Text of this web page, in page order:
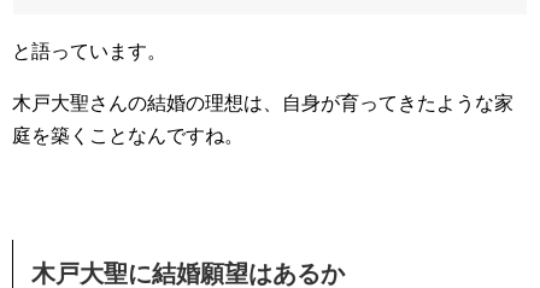
と語っています。
木戸大聖さんの結婚の理想は、自身が育ってきたような家
庭を築くことなんですね。
木戸大聖に結婚願望はあるか